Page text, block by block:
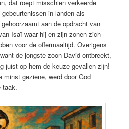
dat roept misschien verkeerde
in landen als
aan de opdracht van
Isaï waar hij en zijn zonen zich
voor de offermaaltijd. Overigens
de jongste zoon David ontbreekt,
juist op hem de keuze gevallen zijn!
minst geziene, werd door God
taak.